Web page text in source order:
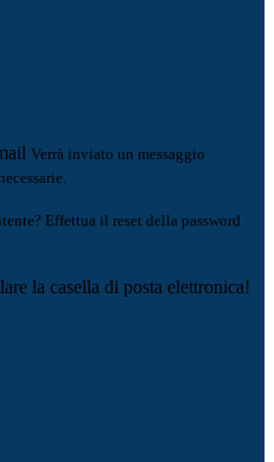
Verrà inviato un messaggio
Effettua il reset della password
la casella di posta elettronica!